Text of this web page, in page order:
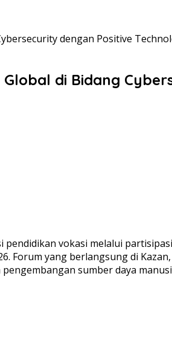
dengan Positive
di Bidang
vokasi melalui
Forum yang berlangsung di
sumber daya